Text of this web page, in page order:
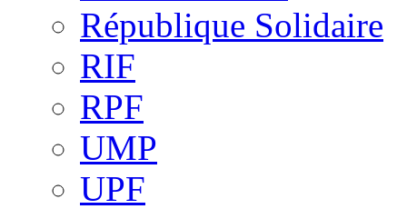
République Solidaire
RIF
RPF
UMP
UPF